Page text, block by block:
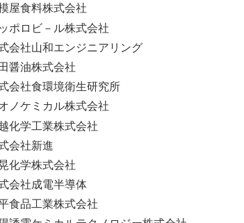
屋食料株式会社
ポロビ－ル株式会社
会社山和エンジニアリング
醤油株式会社
会社食環境衛生研究所
ノケミカル株式会社
化学工業株式会社
会社新進
化学株式会社
会社成電半導体
食品工業株式会社